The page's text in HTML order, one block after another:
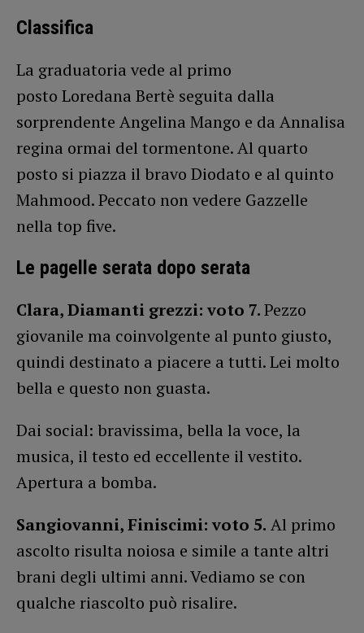
Classifica
La graduatoria vede al primo
posto Loredana Bertè seguita dalla
sorprendente Angelina Mango e da Annalisa
regina ormai del tormentone. Al quarto
posto si piazza il bravo Diodato e al quinto
Mahmood. Peccato non vedere Gazzelle
nella top five.
Le pagelle serata dopo serata
Clara, Diamanti grezzi: voto 7.Pezzo
giovanile ma coinvolgente al punto giusto,
quindi destinato a piacere a tutti. Lei molto
bella e questo non guasta.
Dai social: bravissima, bella la voce, la
musica, il testo ed eccellente il vestito.
Apertura a bomba.
Sangiovanni, Finiscimi: voto 5. Al primo
ascolto risulta noiosa e simile a tante altri
brani degli ultimi anni. Vediamo se con
qualche riascolto può risalire.